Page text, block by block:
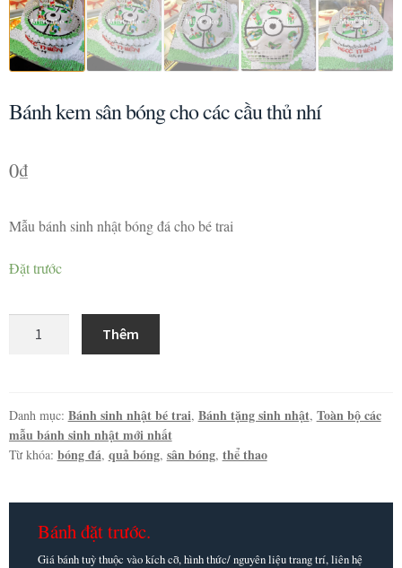
Bánh kem sân bóng cho các cầu thủ nhí
0₫
Mẫu bánh sinh nhật bóng đá cho bé trai
Đặt trước
cho
các
cầu
nhí
Thêm
Danh mục: Bánh sinh nhật bé trai, Bánh tặng sinh nhật, Toàn bộ các
mẫu bánh sinh nhật mới nhất
Từ khóa: bóng đá, quả bóng, sân bóng, thể thao
Bánh đặt trước.
Giá bánh tuỳ thuộc vào kích cỡ, hình thức/ nguyên liệu trang trí, liên hệ